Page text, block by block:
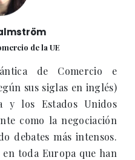
de la UE
de Comercio e
sus siglas en inglés)
y los Estados Unidos
como la negociación
debates más intensos.
en toda Europa que han